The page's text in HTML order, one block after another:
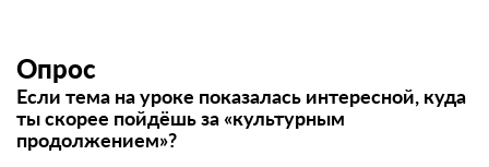
Опрос
Если тема на уроке показалась интересной, куда
ты скорее пойдёшь за «культурным
продолжением»?